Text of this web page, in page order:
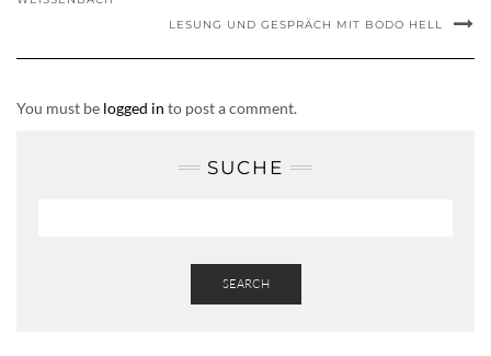
LESUNG UND GESPRÄCH MIT BODO HELL
You must be logged in to post a comment.
SUCHE
SEARCH